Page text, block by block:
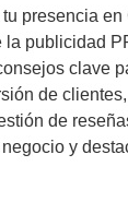
presencia
la publicidad
clave
de
de
y